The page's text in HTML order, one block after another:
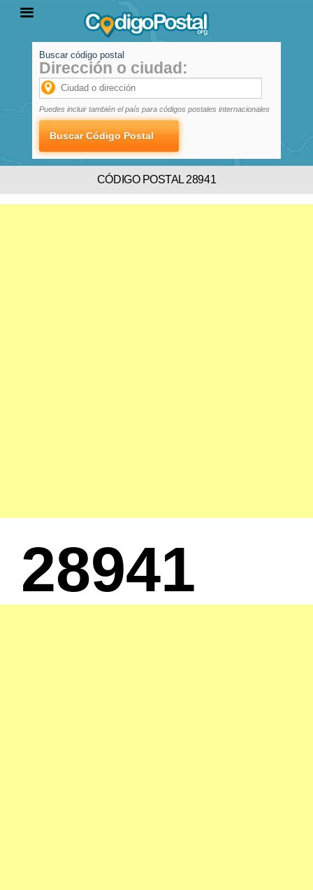
PROVINCIAS
LOCALIDADES
Buscar código postal
Dirección o ciudad:
Puedes incluir también el país para códigos postales internacionales
CÓDIGO POSTAL 28941
28941